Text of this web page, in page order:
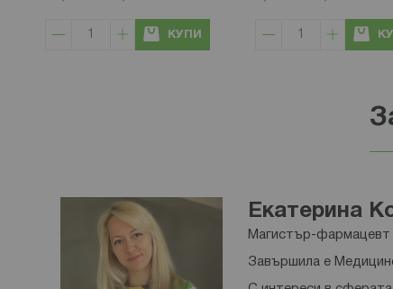
КУПИ
Екатерина
Магистър-фармацевт
Завършила е